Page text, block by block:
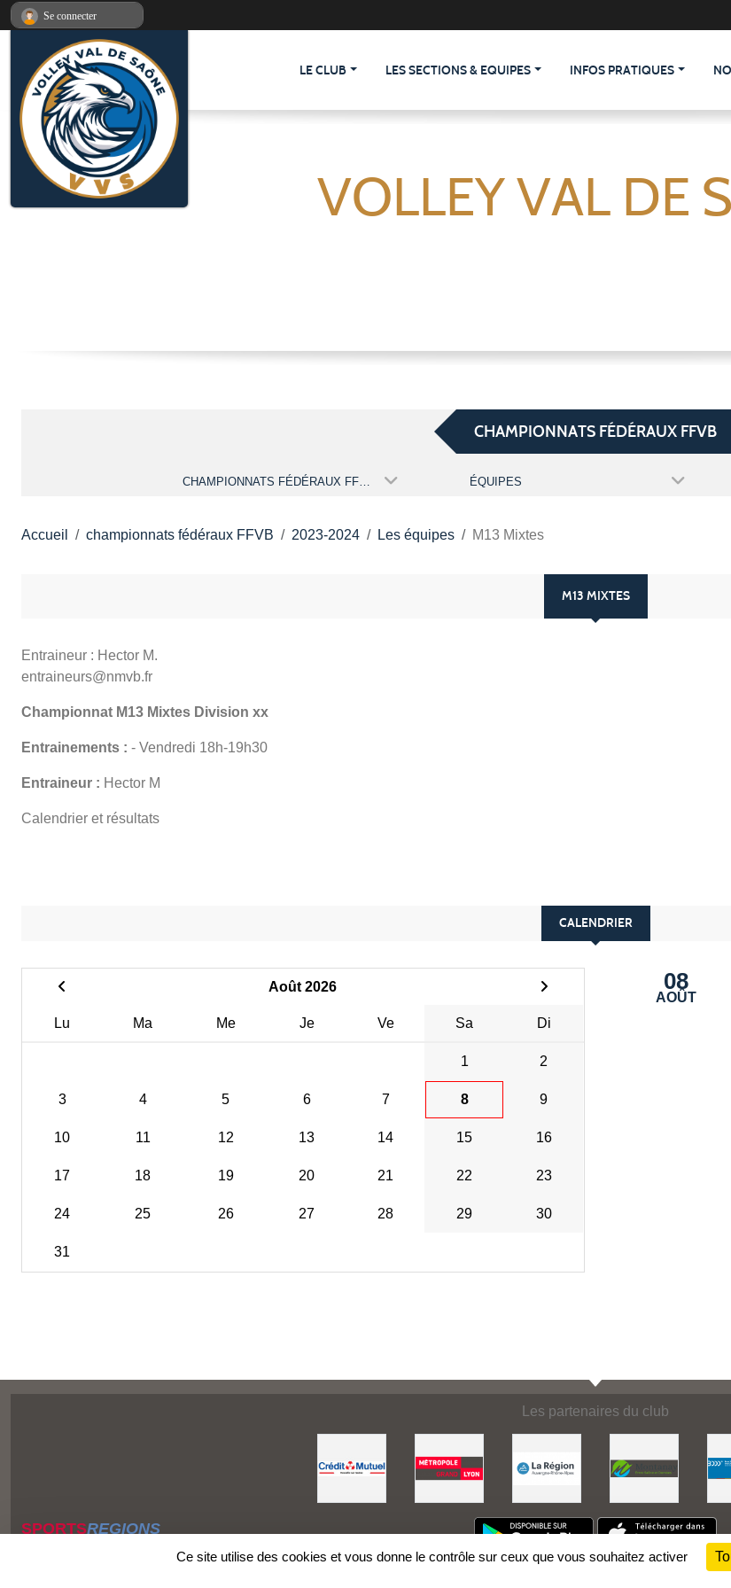
LE CLUB LES SECTIONS & EQUIPES INFOS PRATIQUES
VOLLEY VAL DE
CHAMPIONNATS FÉDÉRAUX FFVB
ÉQUIPES
Accueil championnats fédéraux FFVB 2023-2024 Les équipes M13 Mixtes
M13 MIXTES
Entraineur : Hector M.
entraineurs@nmvb.fr
Championnat M13 Mixtes Division xx
Entrainements : - Vendredi 18h-19h30
Entraineur : Hector M
Calendrier et résultats
CALENDRIER
Août 2026
Lu Ma Me Je Ve Sa Di
1 2
3 4 5 6 7 8 9
10 11 12 13 14 15 16
17 18 19 20 21 22 23
24 25 26 27 28 29 30
31
08
AOÛT
Les partenaires du club
SPORTSREGIONS
Se connecter
Panneau de gestion des cookies
Ce site utilise des cookies et vous donne le contrôle sur ceux que vous souhaitez activer